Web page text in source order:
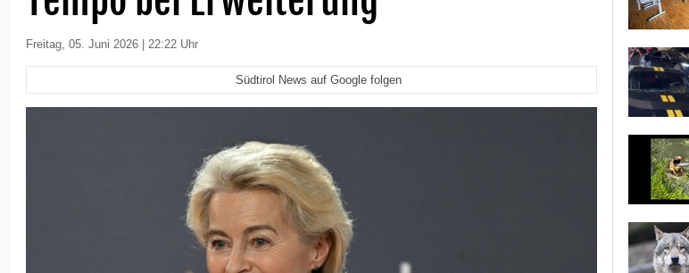
Freitag, 05. Juni 2026 | 22:22 Uhr
Südtirol News auf Google folgen